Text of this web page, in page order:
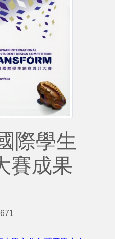
際學生
賽成果